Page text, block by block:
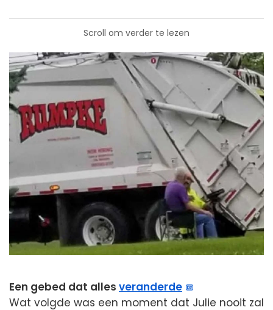
Scroll om verder te lezen
Een gebed dat alles veranderde
Wat volgde was een moment dat Julie nooit zal